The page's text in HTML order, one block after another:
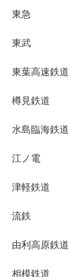
東急
東武
東葉高速鉄道
樽見鉄道
水島臨海鉄道
江ノ電
津軽鉄道
流鉄
由利高原鉄道
相模鉄道